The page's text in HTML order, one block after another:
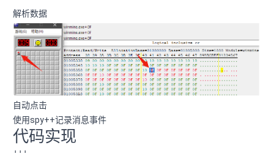
解析数据
自动点击
使用spy++记录消息事件
代码实现
'''